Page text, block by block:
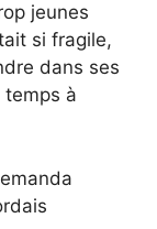
jeunes
si fragile,
dans ses
à